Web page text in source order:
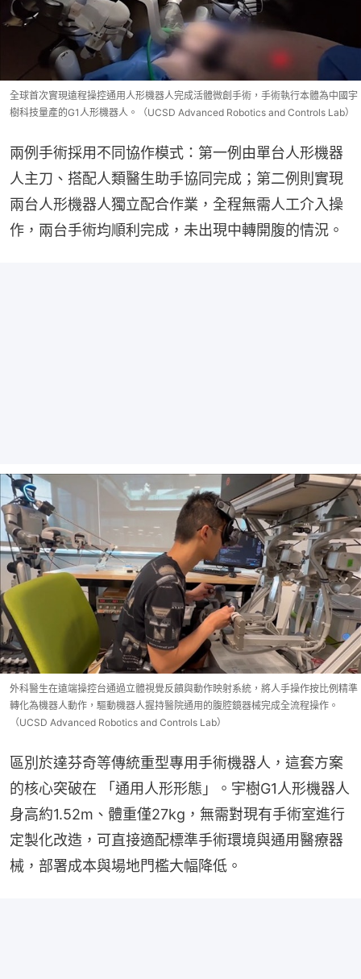
全球首次實現遠程操控通用人形機器人完成活體微創手術，手術執行本體為中國宇
樹科技量產的G1人形機器人。（UCSD Advanced Robotics and Controls Lab）
兩例手術採用不同協作模式：第一例由單台人形機器
人主刀、搭配人類醫生助手協同完成；第二例則實現
兩台人形機器人獨立配合作業，全程無需人工介入操
作，兩台手術均順利完成，未出現中轉開腹的情況。
外科醫生在遠端操控台通過立體視覺反饋與動作映射系統，將人手操作按比例精準
轉化為機器人動作，驅動機器人握持醫院通用的腹腔鏡器械完成全流程操作。
（UCSD Advanced Robotics and Controls Lab）
區別於達芬奇等傳統重型專用手術機器人，這套方案
的核心突破在 「通用人形形態」。宇樹G1人形機器人
身高約1.52m、體重僅27kg，無需對現有手術室進行
定製化改造，可直接適配標準手術環境與通用醫療器
械，部署成本與場地門檻大幅降低。